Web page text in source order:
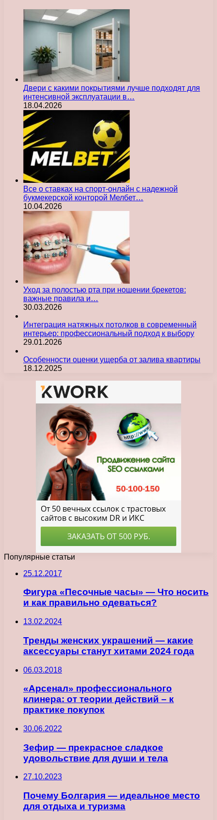
Двери с какими покрытиями лучше подходят для
интенсивной эксплуатации в…
18.04.2026
Все о ставках на спорт-онлайн с надежной
букмекерской конторой Мелбет…
10.04.2026
Уход за полостью рта при ношении брекетов:
важные правила и…
30.03.2026
Интеграция натяжных потолков в современный
интерьер: профессиональный подход к выбору
29.01.2026
Особенности оценки ущерба от залива квартиры
18.12.2025
Популярные статьи
25.12.2017
Фигура «Песочные часы» — Что носить
и как правильно одеваться?
13.02.2024
Тренды женских украшений — какие
аксессуары станут хитами 2024 года
06.03.2018
«Арсенал» профессионального
клинера: от теории действий – к
практике покупок
30.06.2022
Зефир — прекрасное сладкое
удовольствие для души и тела
27.10.2023
Почему Болгария — идеальное место
для отдыха и туризма